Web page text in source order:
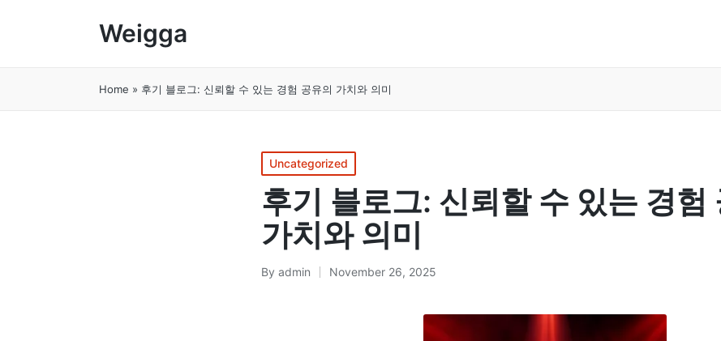
Weigga
Home » 후기 블로그: 신뢰할 수 있는 경험 공유의 가치와 의미
Posted
in
Uncategorized
후기 블로그: 신뢰할 수 있는 경험
가치와 의미
Posted
By admin November 26, 2025